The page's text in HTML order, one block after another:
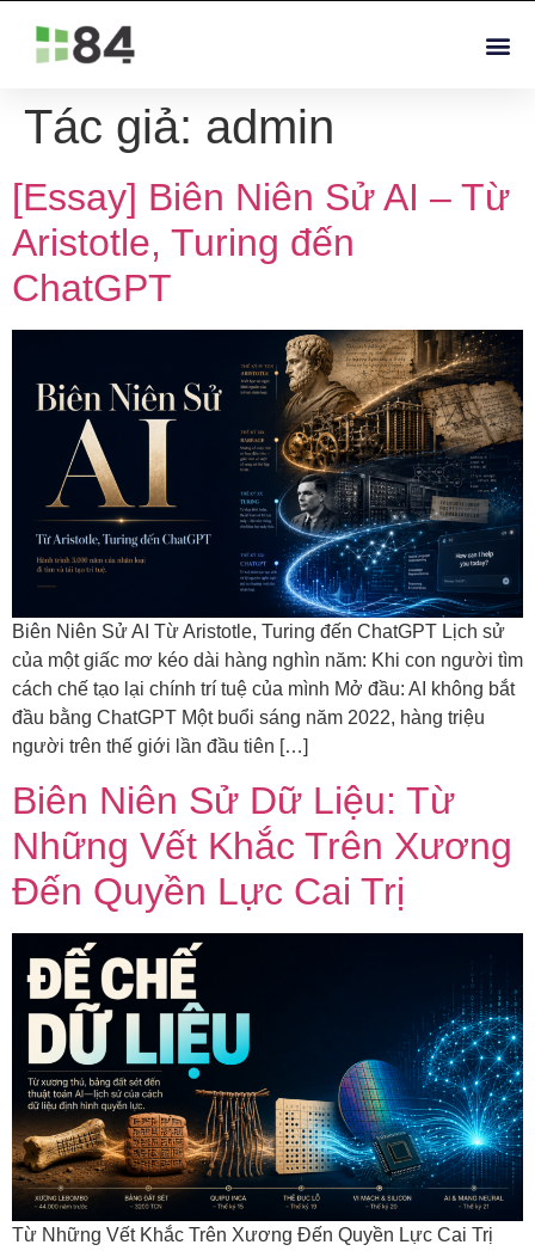
Tác giả: admin
[Essay] Biên Niên Sử AI – Từ
Aristotle, Turing đến
ChatGPT
Biên Niên Sử AI Từ Aristotle, Turing đến ChatGPT Lịch sử
của một giấc mơ kéo dài hàng nghìn năm: Khi con người tìm
cách chế tạo lại chính trí tuệ của mình Mở đầu: AI không bắt
đầu bằng ChatGPT Một buổi sáng năm 2022, hàng triệu
người trên thế giới lần đầu tiên […]
Biên Niên Sử Dữ Liệu: Từ
Những Vết Khắc Trên Xương
Đến Quyền Lực Cai Trị
Từ Những Vết Khắc Trên Xương Đến Quyền Lực Cai Trị